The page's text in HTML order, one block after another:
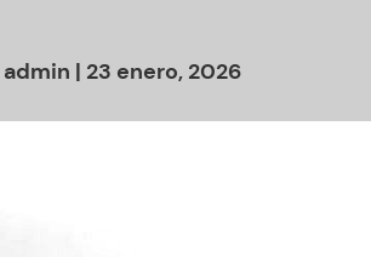
admin | 23 enero, 2026